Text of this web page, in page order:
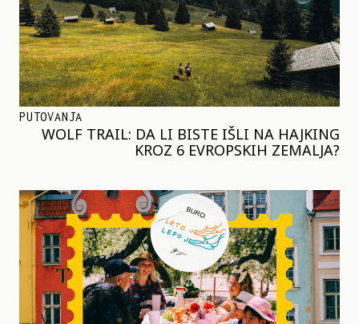
PUTOVANJA
WOLF TRAIL: DA LI BISTE IŠLI NA HAJKING
KROZ 6 EVROPSKIH ZEMALJA?